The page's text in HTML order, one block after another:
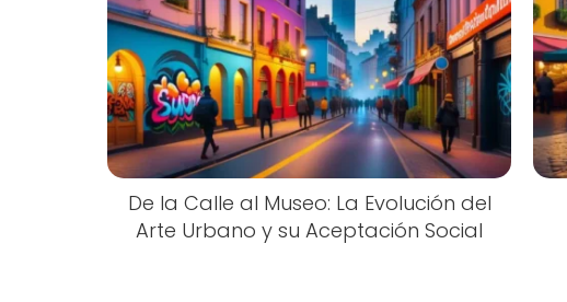
De la Calle al Museo: La Evolución del
Arte Urbano y su Aceptación Social